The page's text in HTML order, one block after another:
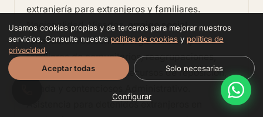
extranjería para extranjeros y familiares.
Nacionalidad, Visados,arraigo social,
renovación residencia, larga duración,
familiares de comunitarios, reagrupaciones,
estudiantes, menores. Recursos de reposición,
Asistencia para detenidos extranjeros en
Usamos cookies propias y de terceros para mejorar nuestros
servicios. Consulte nuestra política de cookiesy política de
privacidad.
Aceptar todas
Solo necesarias
Configurar